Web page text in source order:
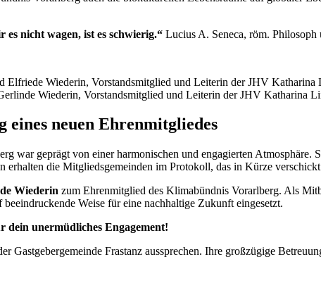
nicht wagen, ist es schwierig.“ Lucius A. Seneca, röm. Philosoph
Wiederin, Vorstandsmitglied und Leiterin der JHV Katharina
eines neuen Ehrenmitgliedes
war geprägt von einer harmonischen und engagierten Atmosphäre.
erhalten die Mitgliedsgemeinden im Protokoll, das in Kürze
Wiederin zum Ehrenmitglied des Klimabündnis Vorarlberg. Als
Weise für eine nachhaltige Zukunft eingesetzt.
dein unermüdliches Engagement!
Gastgebergemeinde Frastanz aussprechen. Ihre großzügige